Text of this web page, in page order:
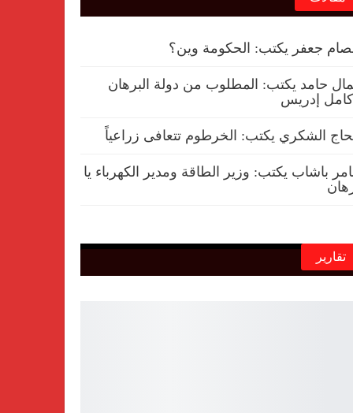
جعفر يكتب: الحكومة وين؟
حامد يكتب: المطلوب من دولة البرهان
إدريس
الشكري يكتب: الخرطوم تتعافى زراعياً
باشاب يكتب: وزير الطاقة ومدير الكهرباء يا
تقارير